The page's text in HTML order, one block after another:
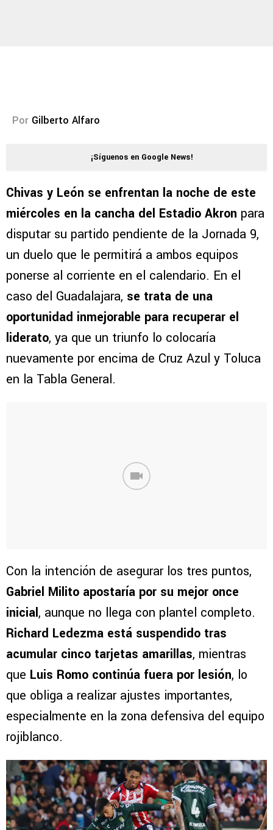
Por Gilberto Alfaro
¡Síguenos en Google News!
Chivas y León se enfrentan la noche de este
miércoles en la cancha del Estadio Akron para
disputar su partido pendiente de la Jornada 9,
un duelo que le permitirá a ambos equipos
ponerse al corriente en el calendario. En el
caso del Guadalajara, se trata de una
oportunidad inmejorable para recuperar el
liderato, ya que un triunfo lo colocaría
nuevamente por encima de Cruz Azul y Toluca
en la Tabla General.
Con la intención de asegurar los tres puntos,
Gabriel Milito apostaría por su mejor once
inicial, aunque no llega con plantel completo.
Richard Ledezma está suspendido tras
acumular cinco tarjetas amarillas, mientras
que Luis Romo continúa fuera por lesión, lo
que obliga a realizar ajustes importantes,
especialmente en la zona defensiva del equipo
rojiblanco.